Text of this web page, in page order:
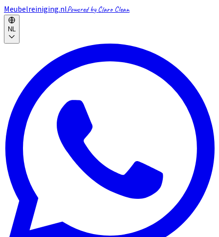
Meubelreiniging.nlPowered by Claro Clean
NL